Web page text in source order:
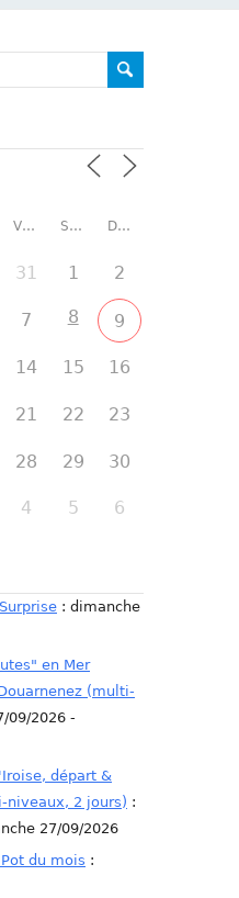
VENDREDI SAMEDI DIMANCHE
31 1 2
7 8 9
14 15 16
21 22 23
28 29 30
4 5 6
: dimanche
en Mer
(multi-
09/2026 -
départ &
niveaux, 2 jours) :
27/09/2026
du mois :